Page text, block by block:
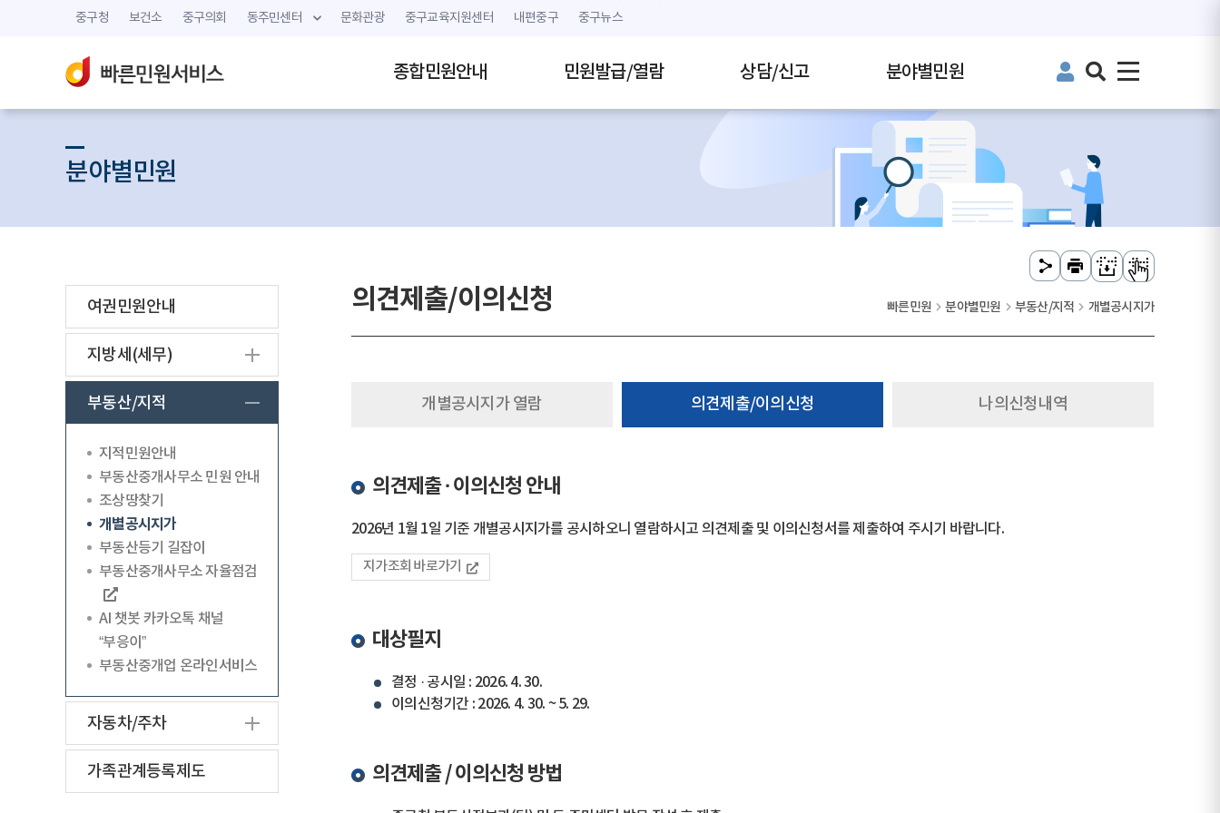
중구청 보건소 중구의회 동주민센터 문화관광 중구교육지원센터 내편중구 중구뉴스
종합민원안내 민원발급/열람 상담/신고 분야별민원
분야별민원
여권민원안내
지방세(세무)
부동산/지적
지적민원안내
부동산중개사무소 민원 안내
조상땅찾기
개별공시지가
부동산등기 길잡이
부동산중개사무소 자율점검
AI 챗봇 카카오톡 채널
“부응이”
부동산중개업 온라인서비스
자동차/주차
가족관계등록제도
의견제출/이의신청 빠른민원 분야별민원 부동산/지적 개별공시지가
개별공시지가 열람 의견제출/이의신청 나의신청내역
의견제출 · 이의신청 안내
2026년 1월 1일 기준 개별공시지가를 공시하오니 열람하시고 의견제출 및 이의신청서를 제출하여 주시기 바랍니다.
지가조회 바로가기
대상필지
결정 · 공시일 : 2026. 4. 30.
이의신청기간 : 2026. 4. 30. ~ 5. 29.
의견제출 / 이의신청 방법